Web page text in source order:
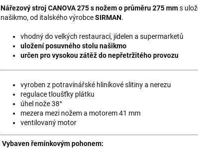
Nářezový stroj CANOVA 275 s nožem o průměru 275 mms
našikmo, od italského výrobceSIRMAN.
vhodný do velkých restaurací, jídelen a supermarketů
uložení posuvného stolu našikmo
určen pro vysokou zátěž do nepřetržitého provozu
vyroben z potravinářské hliníkové slitiny a nerezu
regulace tloušťky plátku
úhel nože 38°
mezera mezi nožem a motorem 41 mm
ventilovaný motor
Vybaven řemínkovým pohonem: